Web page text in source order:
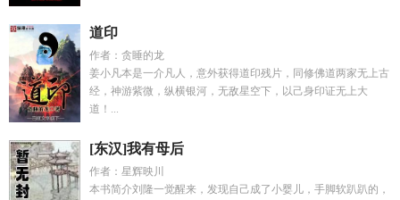
道印
作者：贪睡的龙
姜小凡本是一介凡人，意外获得道印残片，同修佛道两家无上古
经，神游紫微，纵横银河，无敌星空下，以己身印证无上大
道！...
[东汉]我有母后
作者：星辉映川
本书简介刘隆一觉醒来，发现自己成了小婴儿，手脚软趴趴的，